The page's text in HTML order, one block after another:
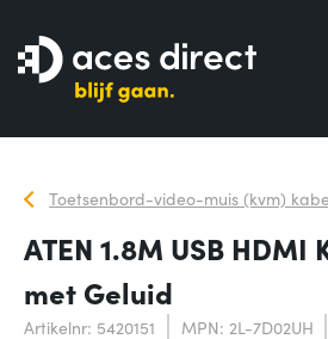
Toetsenbord-video-muis (kvm)
ATEN 1.8M USB HDMI
met Geluid
Artikelnr: 5420151 MPN: 2L-7D02UH